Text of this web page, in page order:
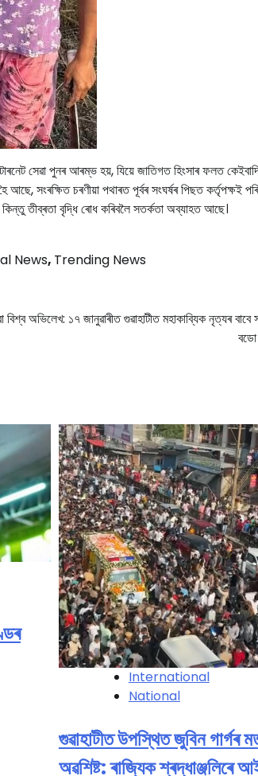
সেৱা পুনৰ আৰম্ভ হয়, যিয়ে জাতিগত হিংসাৰ ফলত
সংৰক্ষিত চৰণীয়া পথাৰত পূৰ্বৰ সংঘৰ্ষৰ পিছত কৰ্তৃপক্ষই
তীব্ৰতা বৃদ্ধি ৰোধ কৰিবলৈ সতৰ্কতা অব্যাহত আছে।
News, Trending News
বিশ্ব অভিলেখ: ১৭ জানুৱাৰীত গুৱাহাটীত মহাকাব্যিক নৃত্যৰ বাবে
International
National
গুৱাহাটীত উপস্থিত জুবিন গাৰ্গৰ
অৱশিষ্ট: ৰাজ্যিক শ্ৰদ্ধাঞ্জলিৰে